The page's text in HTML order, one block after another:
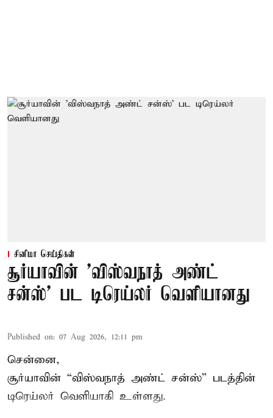
சினிமா செய்திகள்
சூர்யாவின் 'விஸ்வநாத் அண்ட்
சன்ஸ்' பட டிரெய்லர் வெளியானது
Published on: 07 Aug 2026, 12:11 pm
சென்னை,
சூர்யாவின் “விஸ்வநாத் அண்ட் சன்ஸ்” படத்தின்
டிரெய்லர் வெளியாகி உள்ளது.